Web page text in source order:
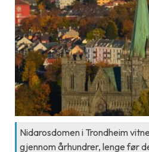
Nidarosdomen i Trondheim
gjennom århundrer, lenge før